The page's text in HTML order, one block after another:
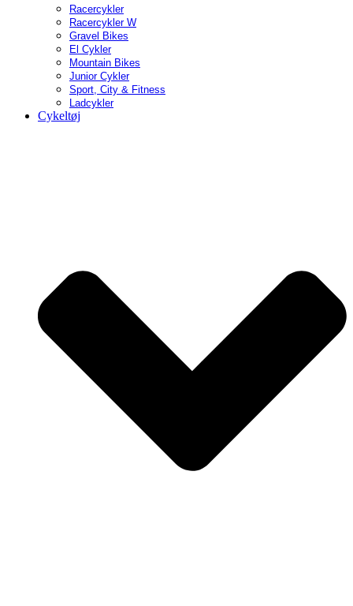
Racercykler
Racercykler W
Gravel Bikes
El Cykler
Mountain Bikes
Junior Cykler
Sport, City & Fitness
Ladcykler
Cykeltøj